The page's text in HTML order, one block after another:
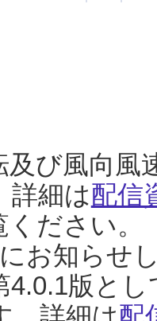
及び風向風
詳細は配信
ください。
お知らせ
4.0.1版と